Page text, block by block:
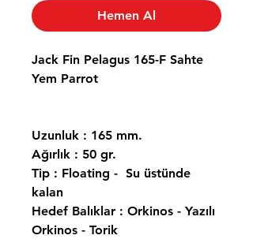
Hemen Al
Jack Fin Pelagus 165-F Sahte
Yem Parrot
Uzunluk : 165 mm.
Ağırlık : 50 gr.
Tip : Floating - Su üstünde
kalan
Hedef Balıklar : Orkinos - Yazılı
Orkinos - Torik